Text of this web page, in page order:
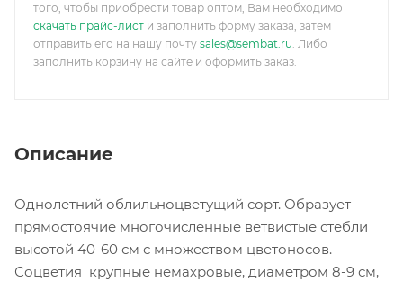
того, чтобы приобрести товар оптом, Вам необходимо
скачать прайс-лист и заполнить форму заказа, затем
отправить его на нашу почту sales@sembat.ru. Либо
заполнить корзину на сайте и оформить заказ.
Описание
Однолетний облильноцветущий сорт. Образует
прямостоячие многочисленные ветвистые стебли
высотой 40-60 см с множеством цветоносов.
Соцветия крупные немахровые, диаметром 8-9 см,